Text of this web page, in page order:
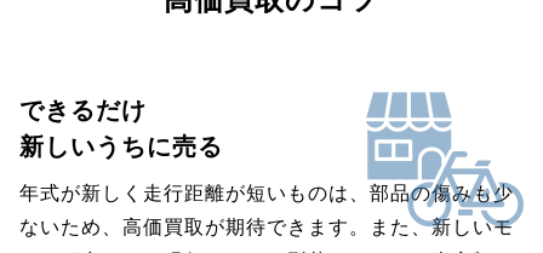
できるだけ
新しいうちに売る
年式が新しく走行距離が短いものは、部品の傷みも少
ないため、高価買取が期待できます。また、新しいモ